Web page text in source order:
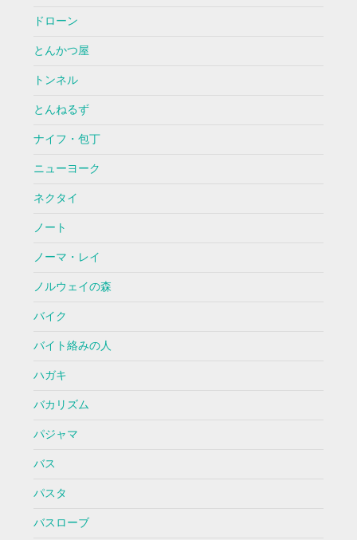
ドローン
とんかつ屋
トンネル
とんねるず
ナイフ・包丁
ニューヨーク
ネクタイ
ノート
ノーマ・レイ
ノルウェイの森
バイク
バイト絡みの人
ハガキ
バカリズム
パジャマ
バス
パスタ
バスローブ